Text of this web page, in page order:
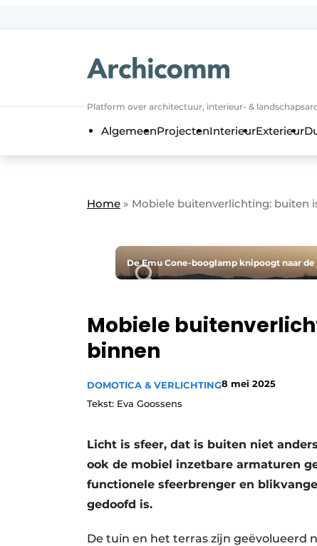
Platform over architectuur, interieur- &
AlgemeenProjectenInterieurExterieur
Home » Mobiele buitenverlichting: buiten
De Emu Cone-booglamp knipoogt naar
Mobiele
binnen
DOMOTICA & VERLICHTING8 mei 2025
Tekst: Eva Goossens
Licht is sfeer, dat is buiten niet
ook de mobiel inzetbare armaturen
functionele sfeerbrenger en
gedoofd is.
De tuin en het terras zijn geëvolueerd